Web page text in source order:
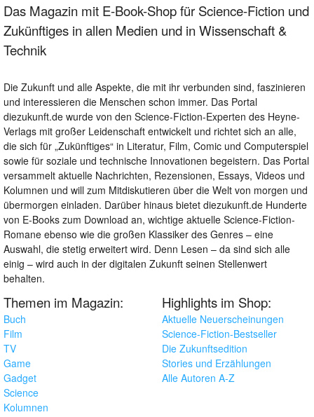
Das Magazin mit E-Book-Shop für Science-Fiction und
Zukünftiges in allen Medien und in Wissenschaft &
Technik
Die Zukunft und alle Aspekte, die mit ihr verbunden sind, faszinieren
und interessieren die Menschen schon immer. Das Portal
diezukunft.de wurde von den Science-Fiction-Experten des Heyne-
Verlags mit großer Leidenschaft entwickelt und richtet sich an alle,
die sich für „Zukünftiges“ in Literatur, Film, Comic und Computerspiel
sowie für soziale und technische Innovationen begeistern. Das Portal
versammelt aktuelle Nachrichten, Rezensionen, Essays, Videos und
Kolumnen und will zum Mitdiskutieren über die Welt von morgen und
übermorgen einladen. Darüber hinaus bietet diezukunft.de Hunderte
von E-Books zum Download an, wichtige aktuelle Science-Fiction-
Romane ebenso wie die großen Klassiker des Genres – eine
Auswahl, die stetig erweitert wird. Denn Lesen – da sind sich alle
einig – wird auch in der digitalen Zukunft seinen Stellenwert
behalten.
Themen im Magazin:
Buch
Film
TV
Game
Gadget
Science
Kolumnen
Highlights im Shop:
Aktuelle Neuerscheinungen
Science-Fiction-Bestseller
Die Zukunftsedition
Stories und Erzählungen
Alle Autoren A-Z